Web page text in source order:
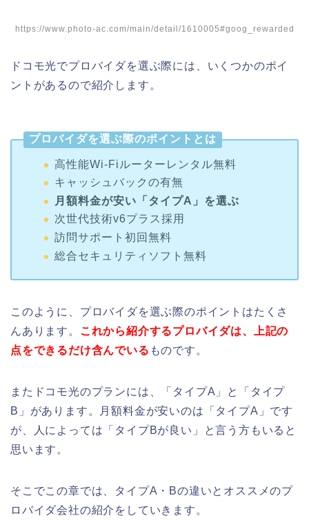
https://www.photo-ac.com/main/detail/1610005#goog_rewarded
ドコモ光でプロバイダを選ぶ際には、いくつかのポイ
ントがあるので紹介します。
プロバイダを選ぶ際のポイントとは
高性能Wi-Fiルーターレンタル無料
キャッシュバックの有無
月額料金が安い「タイプA」を選ぶ
次世代技術v6プラス採用
訪問サポート初回無料
総合セキュリティソフト無料
このように、プロバイダを選ぶ際のポイントはたくさ
んあります。 これから紹介するプロバイダは、上記の
点をできるだけ含んでいる ものです。
またドコモ光のプランには、「タイプA」と「タイプ
B」があります。月額料金が安いのは「タイプA」です
が、人によっては「タイプBが良い」と言う方もいると
思います。
そこでこの章では、タイプA・Bの違いとオススメのプ
ロバイダ会社の紹介をしていきます。